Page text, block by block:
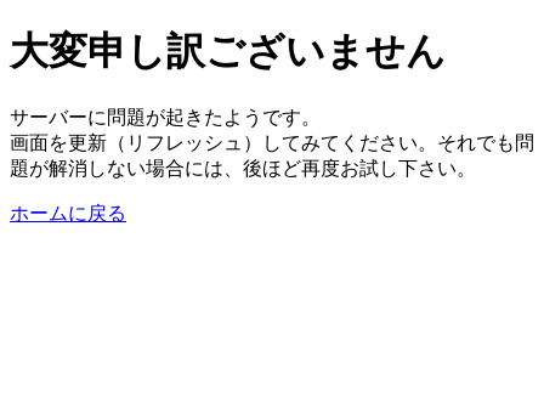
大変申し訳ございません
サーバーに問題が起きたようです。
画面を更新（リフレッシュ）してみてください。それでも問
題が解消しない場合には、後ほど再度お試し下さい。
ホームに戻る